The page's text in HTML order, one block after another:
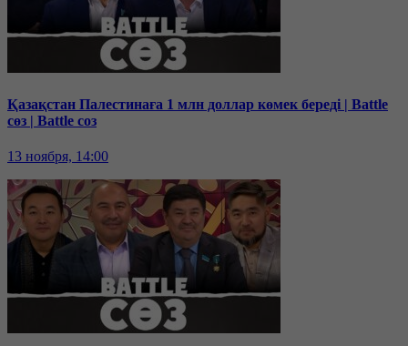
Қазақстан Палестинаға 1 млн доллар көмек береді | Battle
сөз | Battle соз
13 ноября, 14:00